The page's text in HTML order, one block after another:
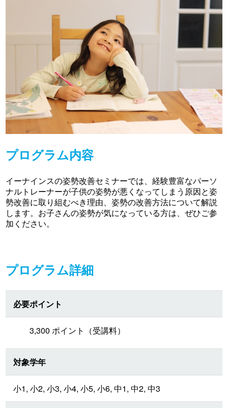
プログラム内容
イーナインスの姿勢改善セミナーでは、経験豊富なパーソ
ナルトレーナーが子供の姿勢が悪くなってしまう原因と姿
勢改善に取り組むべき理由、姿勢の改善方法について解説
します。お子さんの姿勢が気になっている方は、ぜひご参
加ください。
プログラム詳細
必要ポイント
3,300 ポイント（受講料）
対象学年
小1, 小2, 小3, 小4, 小5, 小6, 中1, 中2, 中3